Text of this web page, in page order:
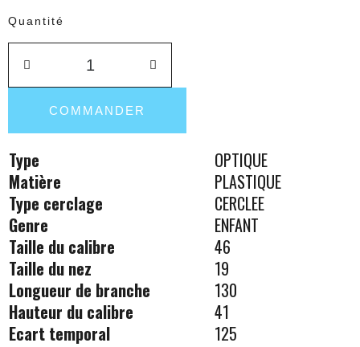
Quantité
COMMANDER
Type
OPTIQUE
Matière
PLASTIQUE
Type cerclage
CERCLEE
Genre
ENFANT
Taille du calibre
46
Taille du nez
19
Longueur de branche
130
Hauteur du calibre
41
Ecart temporal
125